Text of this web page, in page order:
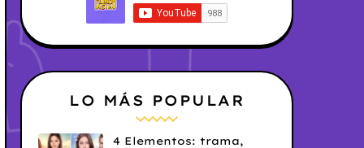
LO MÁS POPULAR
4 Elementos: trama,